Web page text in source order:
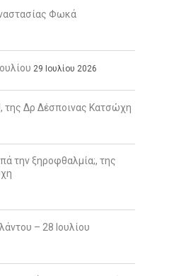
Φωκά
29 Ιουλίου 2026
της Δρ Δέσποινας Κατσώχη
την ξηροφθαλμία;, της
– 28 Ιουλίου